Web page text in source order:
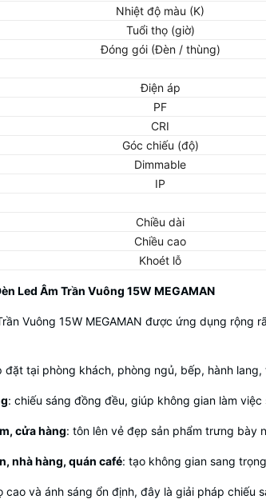
Nhiệt độ màu (K)
Tuổi thọ (giờ)
Đóng gói (Đèn / thùng)
Điện áp
PF
CRI
Góc chiếu (độ)
Dimmable
IP
Chiều dài
Chiều cao
Khoét lỗ
Led Âm Trần Vuông 15W MEGAMAN
Vuông 15W MEGAMAN được ứng dụng rộng
đặt tại phòng khách, phòng ngủ, bếp, hành
: chiếu sáng đồng đều, giúp không gian làm
cửa hàng: tôn lên vẻ đẹp sản phẩm trưng bày
nhà hàng, quán café: tạo không gian sang
cao và ánh sáng ổn định, đây là giải pháp chiếu